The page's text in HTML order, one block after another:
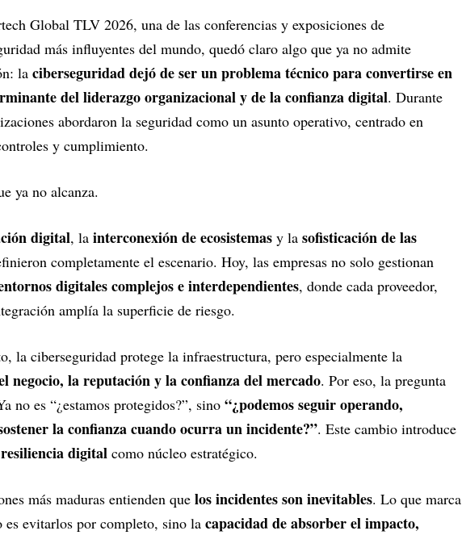
Global TLV 2026, una de las conferencias y exposiciones de
más influyentes del mundo, quedó claro algo que ya no admite
la ciberseguridad dejó de ser un problema técnico para convertirse en
del liderazgo organizacional y de la confianza digital. Durante
abordaron la seguridad como un asunto operativo, centrado en
y cumplimiento.
ya no alcanza.
digital, la interconexión de ecosistemas y la sofisticación de las
completamente el escenario. Hoy, las empresas no solo gestionan
digitales complejos e interdependientes, donde cada proveedor,
amplía la superficie de riesgo.
la ciberseguridad protege la infraestructura, pero especialmente la
negocio, la reputación y la confianza del mercado. Por eso, la pregunta
no es “¿estamos protegidos?”, sino “¿podemos seguir operando,
la confianza cuando ocurra un incidente?”. Este cambio introduce
resiliencia digital como núcleo estratégico.
más maduras entienden que los incidentes son inevitables. Lo que marca
es evitarlos por completo, sino la capacidad de absorber el impacto,